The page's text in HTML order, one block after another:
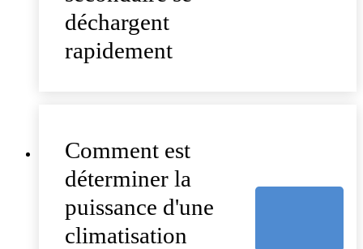
déchargent
rapidement
Comment est
déterminer la
puissance d'une
climatisation